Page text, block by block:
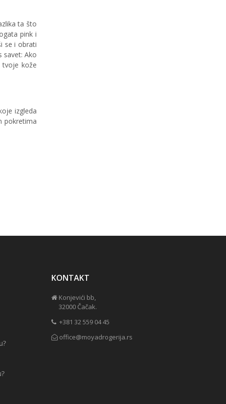
ta što
pink i
se i obrati
savet: Ako
kože
izgleda
pokretima
KONTAKT
Konjevići bb,
     32000 Čačak.
+381 32 559 04 45
office@moyadrogerija.rs